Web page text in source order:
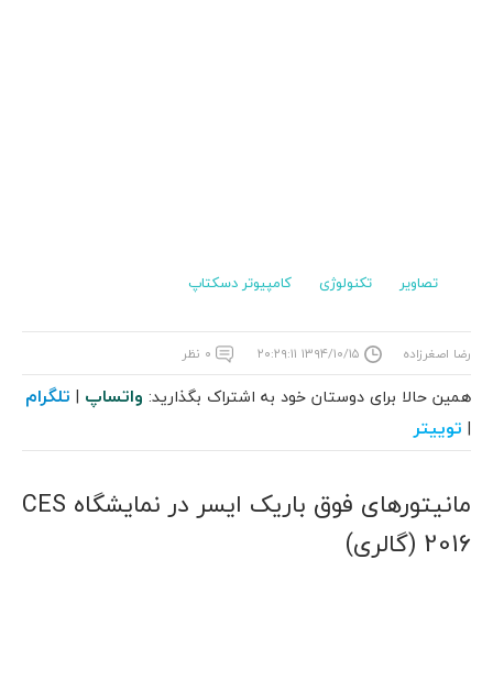
تصاویر تکنولوژی کامپیوتر دسکتاپ
رضا اصغرزاده ۱۳۹۴/۱۰/۱۵ ۲۰:۲۹:۱۱ ۰ نظر
همین حالا برای دوستان خود به اشتراک بگذارید: واتساپ | تلگرام
| توییتر
مانیتورهای فوق باریک ایسر در نمایشگاه CES
2016 (گالری)